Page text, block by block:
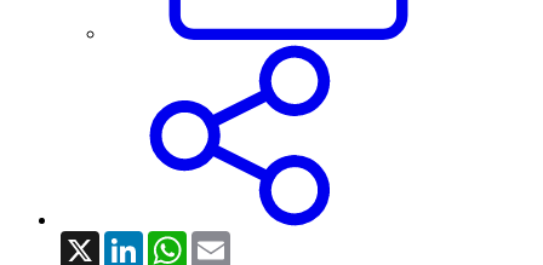
X LinkedInWhatsApp